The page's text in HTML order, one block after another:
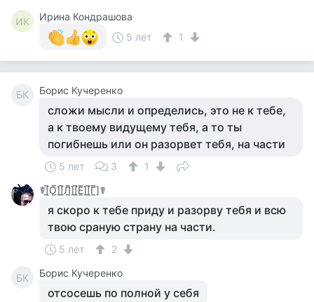
ИК
Ирина Кондрашова
5 лет
1
БК Борис Кучеренко
сложи мысли и определись, это не к тебе,
а к твоему видущему тебя, а то ты
погибнешь или он разорвет тебя, на части
5 лет 3
1
☤[̲̅О̲̅][̲̅Л̲̅][̲̅Е̲̅][̲̅Г̲̅]☤
я скоро к тебе приду и разорву тебя и всю
твою сраную страну на части.
5 лет 2
БК Борис Кучеренко
отсосешь по полной у себя